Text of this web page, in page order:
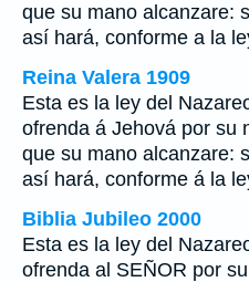
que su mano alcanzare:
así hará, conforme a la
Reina Valera 1909
Esta es la ley del
ofrenda á Jehová por su
que su mano alcanzare:
así hará, conforme á la
Biblia Jubileo 2000
Esta es la ley del
ofrenda al SEÑOR por